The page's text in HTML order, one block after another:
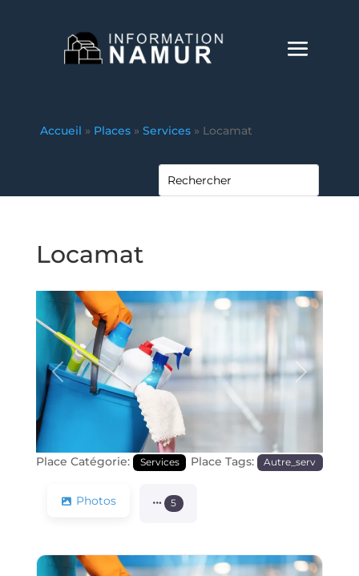
Accueil » Places » Services » Locamat
Locamat
Précédente Prochaine
Place Catégorie: Services Place Tags: Autre_serv
Photos 5